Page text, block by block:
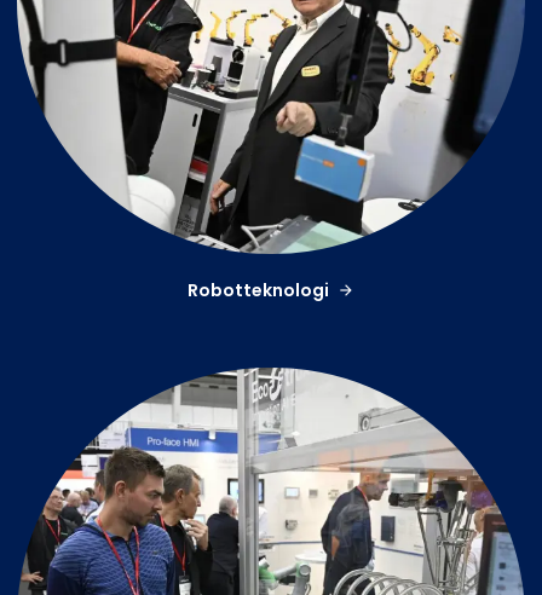
Robotteknologi